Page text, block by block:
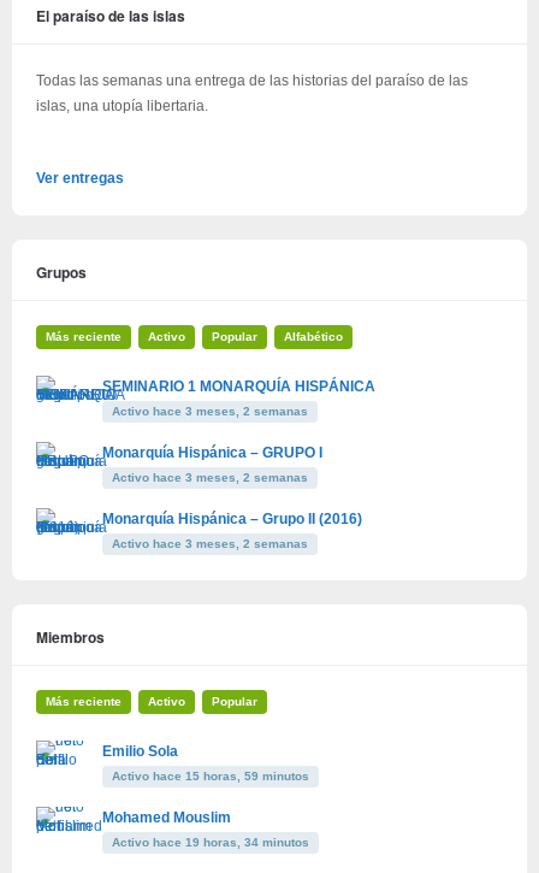
El paraíso de las islas
Todas las semanas una entrega de las historias del paraíso de las
islas, una utopía libertaria.
Ver entregas
Grupos
Más reciente Activo Popular Alfabético
SEMINARIO 1 MONARQUÍA HISPÁNICA
Activo hace 3 meses, 2 semanas
Monarquía Hispánica – GRUPO I
Activo hace 3 meses, 2 semanas
Monarquía Hispánica – Grupo II (2016)
Activo hace 3 meses, 2 semanas
Miembros
Más reciente Activo Popular
Emilio Sola
Activo hace 15 horas, 59 minutos
Mohamed Mouslim
Activo hace 19 horas, 34 minutos